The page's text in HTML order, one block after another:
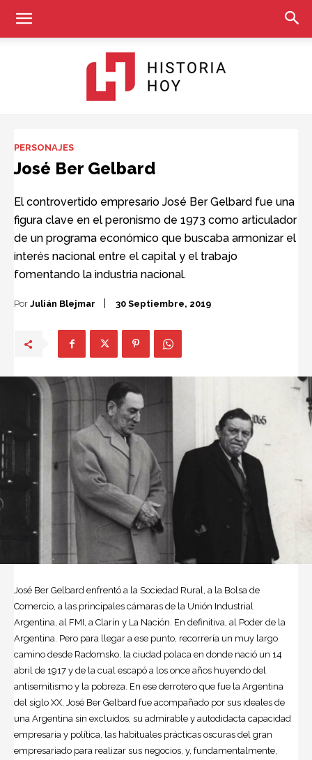
Hoy
PERSONAJES
José Ber Gelbard
El controvertido empresario José Ber Gelbard fue una
figura clave en el peronismo de 1973 como articulador
de un programa económico que buscaba armonizar el
interés nacional entre el capital y el trabajo
fomentando la industria nacional.
Por Julián Blejmar 30 Septiembre, 2019
José Ber Gelbard enfrentó a la Sociedad Rural, a la Bolsa de
Comercio, a las principales cámaras de la Unión Industrial
Argentina, al FMI, a Clarín y La Nación. En definitiva, al Poder de la
Argentina. Pero para llegar a ese punto, recorrería un muy largo
camino desde Radomsko, la ciudad polaca en donde nació un 14
abril de 1917 y de la cual escapó a los once años huyendo del
antisemitismo y la pobreza. En ese derrotero que fue la Argentina
del siglo XX, José Ber Gelbard fue acompañado por sus ideales de
una Argentina sin excluidos, su admirable y autodidacta capacidad
empresaria y política, las habituales prácticas oscuras del gran
empresariado para realizar sus negocios, y, fundamentalmente,